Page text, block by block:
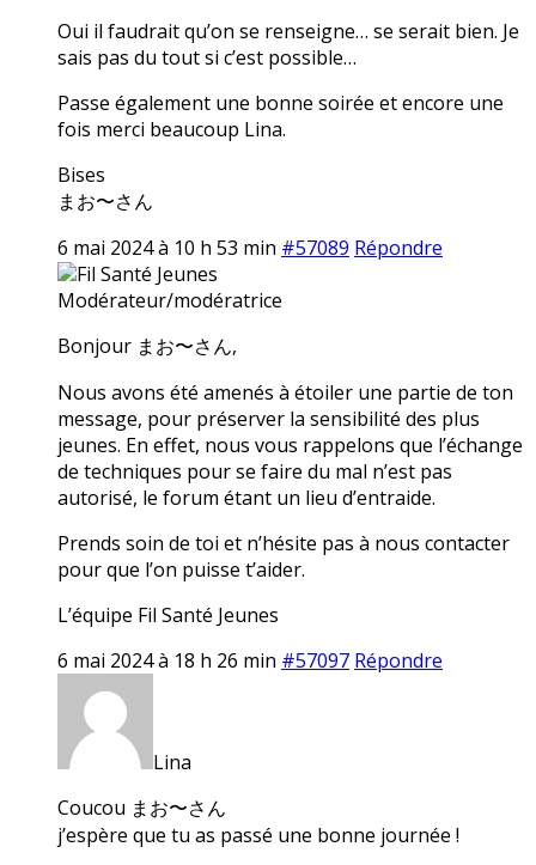
Oui il faudrait qu’on se renseigne… se serait bien. Je
sais pas du tout si c’est possible…
Passe également une bonne soirée et encore une
fois merci beaucoup Lina.
Bises
まお〜さん
6 mai 2024 à 10 h 53 min #57089 Répondre
Fil Santé Jeunes
Modérateur/modératrice
Bonjour まお〜さん,
Nous avons été amenés à étoiler une partie de ton
message, pour préserver la sensibilité des plus
jeunes. En effet, nous vous rappelons que l’échange
de techniques pour se faire du mal n’est pas
autorisé, le forum étant un lieu d’entraide.
Prends soin de toi et n’hésite pas à nous contacter
pour que l’on puisse t’aider.
L’équipe Fil Santé Jeunes
6 mai 2024 à 18 h 26 min #57097 Répondre
Lina
Coucou まお〜さん
j’espère que tu as passé une bonne journée !